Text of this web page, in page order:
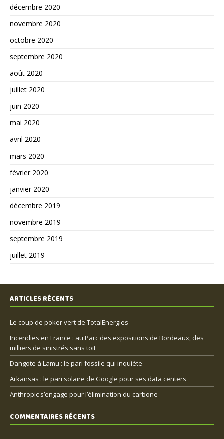
décembre 2020
novembre 2020
octobre 2020
septembre 2020
août 2020
juillet 2020
juin 2020
mai 2020
avril 2020
mars 2020
février 2020
janvier 2020
décembre 2019
novembre 2019
septembre 2019
juillet 2019
ARTICLES RÉCENTS
Le coup de poker vert de TotalEnergies
Incendies en France : au Parc des expositions de Bordeaux, des
milliers de sinistrés sans toit
Dangote à Lamu : le pari fossile qui inquiète
Arkansas : le pari solaire de Google pour ses data centers
Anthropic s’engage pour l’élimination du carbone
COMMENTAIRES RÉCENTS